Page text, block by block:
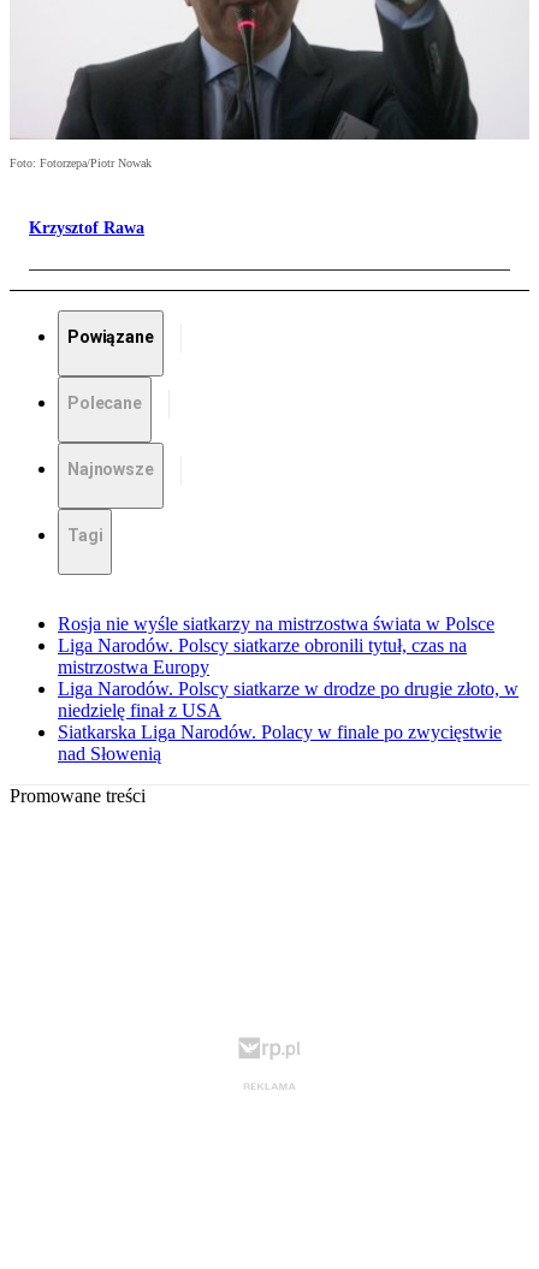
Foto: Fotorzepa/Piotr Nowak
Krzysztof Rawa
Powiązane
Polecane
Najnowsze
Tagi
Rosja nie wyśle siatkarzy na mistrzostwa świata w Polsce
Liga Narodów. Polscy siatkarze obronili tytuł, czas na
mistrzostwa Europy
Liga Narodów. Polscy siatkarze w drodze po drugie złoto, w
niedzielę finał z USA
Siatkarska Liga Narodów. Polacy w finale po zwycięstwie
nad Słowenią
Promowane treści